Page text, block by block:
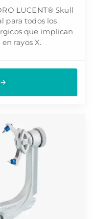
LUCENT® Skull
para todos los
que implican
rayos X.